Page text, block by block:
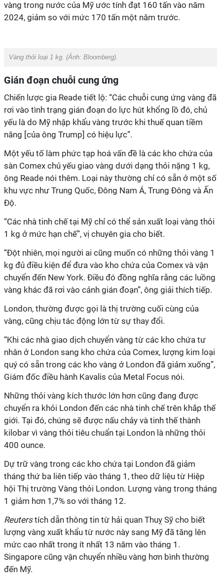
vàng trong nước của Mỹ ước tính đạt 160 tấn vào năm
2024, giảm so với mức 170 tấn một năm trước.
Vàng thỏi loại 1 kg. (Ảnh: Bloomberg).
Gián đoạn chuỗi cung ứng
Chiến lược gia Reade tiết lộ: “Các chuỗi cung ứng vàng đã
rơi vào tình trạng gián đoạn do lực hút khổng lồ đó, chủ
yếu là do Mỹ nhập khẩu vàng trước khi thuế quan tiềm
năng [của ông Trump] có hiệu lực”.
Một yếu tố làm phức tạp hoá vấn đề là các kho chứa của
sàn Comex chủ yếu giao vàng dưới dạng thỏi nặng 1 kg,
ông Reade nói thêm. Loại này thường chỉ có sẵn ở một số
khu vực như Trung Quốc, Đông Nam Á, Trung Đông và Ấn
Độ.
“Các nhà tinh chế tại Mỹ chỉ có thể sản xuất loại vàng thỏi
1 kg ở mức hạn chế”, vị chuyên gia cho biết.
“Đột nhiên, mọi người ai cũng muốn có những thỏi vàng 1
kg đủ điều kiện để đưa vào kho chứa của Comex và vận
chuyển đến New York. Điều đó đồng nghĩa rằng các luồng
vàng khác đã rơi vào cảnh gián đoạn”, ông giải thích tiếp.
London, thường được gọi là thị trường cuối cùng của
vàng, cũng chịu tác động lớn từ sự thay đổi.
“Khi các nhà giao dịch chuyển vàng từ các kho chứa tư
nhân ở London sang kho chứa của Comex, lượng kim loại
quý có sẵn trong các kho vàng ở London đã giảm xuống”,
Giám đốc điều hành Kavalis của Metal Focus nói.
Những thỏi vàng kích thước lớn hơn cũng đang được
chuyển ra khỏi London đến các nhà tinh chế trên khắp thế
giới. Tại đó, chúng sẽ được nấu chảy và tinh thế thành
kilobar vì vàng thỏi tiêu chuẩn tại London là những thỏi
400 ounce.
Dự trữ vàng trong các kho chứa tại London đã giảm
tháng thứ ba liên tiếp vào tháng 1, theo dữ liệu từ Hiệp
hội Thị trường Vàng thỏi London. Lượng vàng trong tháng
1 giảm hơn 1,7% so với tháng 12.
Reuterstích dẫn thông tin từ hải quan Thuỵ Sỹ cho biết
lượng vàng xuất khẩu từ nước này sang Mỹ đã tăng lên
mức cao nhất trong ít nhất 13 năm vào tháng 1.
Singapore cũng vận chuyển nhiều vàng hơn bình thường
đến Mỹ.